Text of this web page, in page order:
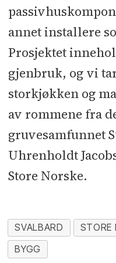
annet installere
Prosjektet
gjenbruk, og vi
storkjøkken og
av rommene fra
gruvesamfunnet
Uhrenholdt
Store Norske.
SVALBARD STORE
BYGG